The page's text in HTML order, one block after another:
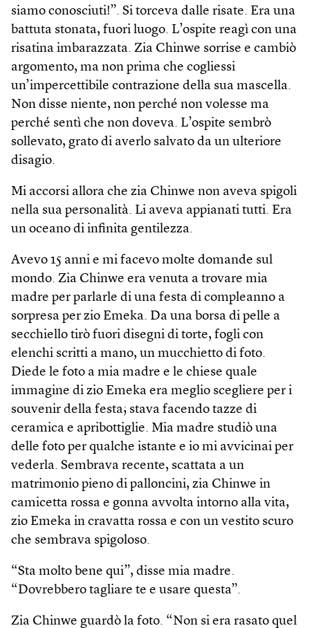
siamo conosciuti!”. Si torceva dalle risate. Era una
battuta stonata, fuori luogo. L’ospite reagì con una
risatina imbarazzata. Zia Chinwe sorrise e cambiò
argomento, ma non prima che cogliessi
un’impercettibile contrazione della sua mascella.
Non disse niente, non perché non volesse ma
perché sentì che non doveva. L’ospite sembrò
sollevato, grato di averlo salvato da un ulteriore
disagio.
Mi accorsi allora che zia Chinwe non aveva spigoli
nella sua personalità. Li aveva appianati tutti. Era
un oceano di infinita gentilezza.
Avevo 15 anni e mi facevo molte domande sul
mondo. Zia Chinwe era venuta a trovare mia
madre per parlarle di una festa di compleanno a
sorpresa per zio Emeka. Da una borsa di pelle a
secchiello tirò fuori disegni di torte, fogli con
elenchi scritti a mano, un mucchietto di foto.
Diede le foto a mia madre e le chiese quale
immagine di zio Emeka era meglio scegliere per i
souvenir della festa; stava facendo tazze di
ceramica e apribottiglie. Mia madre studiò una
delle foto per qualche istante e io mi avvicinai per
vederla. Sembrava recente, scattata a un
matrimonio pieno di palloncini, zia Chinwe in
camicetta rossa e gonna avvolta intorno alla vita,
zio Emeka in cravatta rossa e con un vestito scuro
che sembrava spigoloso.
“Sta molto bene qui”, disse mia madre.
“Dovrebbero tagliare te e usare questa”.
Zia Chinwe guardò la foto. “Non si era rasato quel